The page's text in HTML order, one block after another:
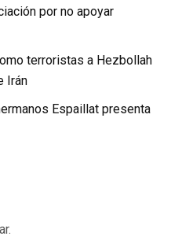
por no apoyar
terroristas a Hezbollah
Irán
Espaillat presenta